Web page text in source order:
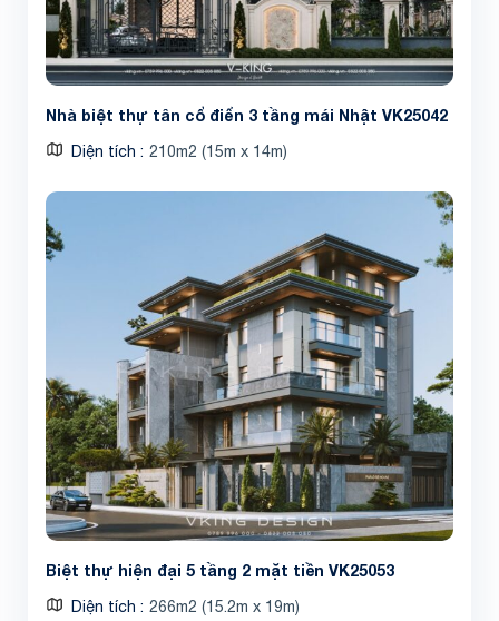
Nhà biệt thự tân cổ điển 3 tầng mái Nhật VK25042
Diện tích 210m2 (15m x 14m)
Biệt thự hiện đại 5 tầng 2 mặt tiền VK25053
Diện tích 266m2 (15.2m x 19m)